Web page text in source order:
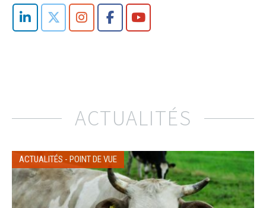
ACTUALITÉS
ACTUALITÉS - POINT DE VUE